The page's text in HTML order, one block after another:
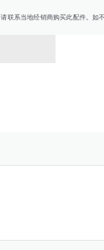
请联系当地经销商购买此配件。如